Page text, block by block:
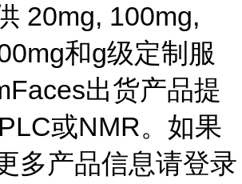
20mg, 100mg,
和g级定制服
出货产品提
或NMR。如果
多产品信息请登录